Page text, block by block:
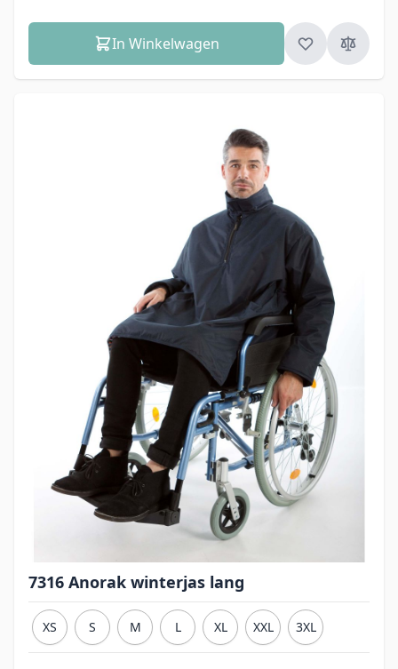
In Winkelwagen
7316 Anorak winterjas lang
XS S M L XL XXL 3XL